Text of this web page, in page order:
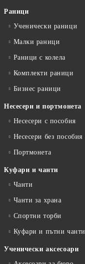
Раници
Ученически раници
Малки раници
Раници с колела
Комплекти раници
Бизнес раници
Несесери и портмонета
Несесери с пособия
Несесери без пособия
Портмонета
Куфари и чанти
Чанти
Чанти за храна
Спортни торби
Куфари и пътни чанти
Ученически аксесоари